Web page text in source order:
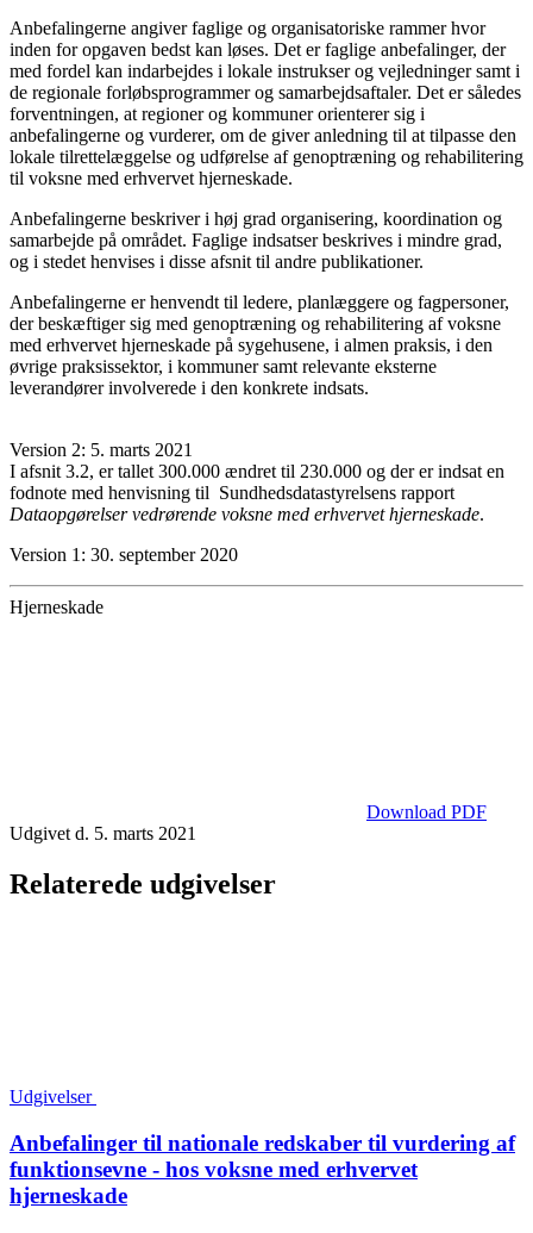
Anbefalingerne angiver faglige og organisatoriske rammer hvor
inden for opgaven bedst kan løses. Det er faglige anbefalinger, der
med fordel kan indarbejdes i lokale instrukser og vejledninger samt i
de regionale forløbsprogrammer og samarbejdsaftaler. Det er således
forventningen, at regioner og kommuner orienterer sig i
anbefalingerne og vurderer, om de giver anledning til at tilpasse den
lokale tilrettelæggelse og udførelse af genoptræning og rehabilitering
til voksne med erhvervet hjerneskade.
Anbefalingerne beskriver i høj grad organisering, koordination og
samarbejde på området. Faglige indsatser beskrives i mindre grad,
og i stedet henvises i disse afsnit til andre publikationer.
Anbefalingerne er henvendt til ledere, planlæggere og fagpersoner,
der beskæftiger sig med genoptræning og rehabilitering af voksne
med erhvervet hjerneskade på sygehusene, i almen praksis, i den
øvrige praksissektor, i kommuner samt relevante eksterne
leverandører involverede i den konkrete indsats.
Version 2: 5. marts 2021
I afsnit 3.2, er tallet 300.000 ændret til 230.000 og der er indsat en
fodnote med henvisning til Sundhedsdatastyrelsens rapport
Dataopgørelser vedrørende voksne med erhvervet hjerneskade.
Version 1: 30. september 2020
Hjerneskade
Download PDF
Udgivet d. 5. marts 2021
Relaterede udgivelser
Udgivelser
Anbefalinger til nationale redskaber til vurdering af
funktionsevne - hos voksne med erhvervet
hjerneskade